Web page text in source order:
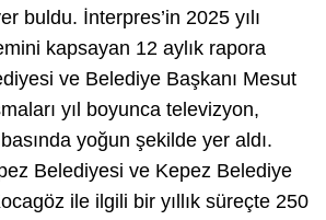
buldu. İnterpres’in 2025 yılı
kapsayan 12 aylık rapora
ve Belediye Başkanı Mesut
yıl boyunca televizyon,
yoğun şekilde yer aldı.
Belediyesi ve Kepez Belediye
ile ilgili bir yıllık süreçte 250